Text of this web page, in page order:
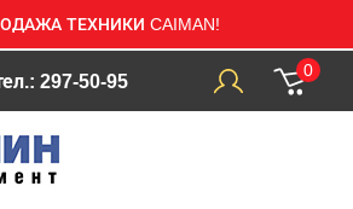
ТЕХНИКИ CAIMAN!
297-50-95
0